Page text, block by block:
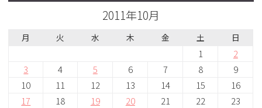
2011年10月
月 火 水 木 金 土 日
1
2
3
4 5 6 7 8
9
10
11 12 13 14 15
16
17
18 19 20 21 22
23